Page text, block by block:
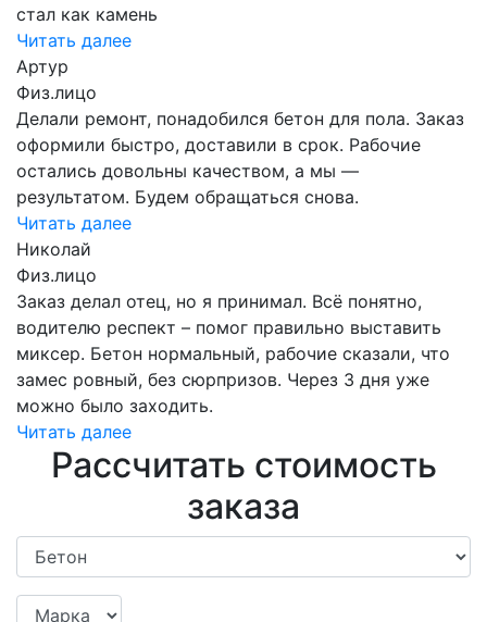
стал как камень
Читать далее
Артур
Физ.лицо
Делали ремонт, понадобился бетон для пола. Заказ
оформили быстро, доставили в срок. Рабочие
остались довольны качеством, а мы —
результатом. Будем обращаться снова.
Читать далее
Николай
Физ.лицо
Заказ делал отец, но я принимал. Всё понятно,
водителю респект – помог правильно выставить
миксер. Бетон нормальный, рабочие сказали, что
замес ровный, без сюрпризов. Через 3 дня уже
можно было заходить.
Читать далее
Рассчитать стоимость
заказа